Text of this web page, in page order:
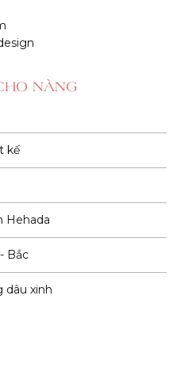
NÀNG
kế
Hehada
Bắc
dâu xinh